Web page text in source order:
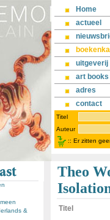
Home
actueel
uitgeverij
art books
adres
contact
Titel
Auteur
:: Er zitten
&
Theo
Titel